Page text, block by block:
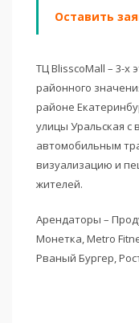
Оставить
ТЦ BlisscoMall – 3-х
районного
районе
улицы Уральская
автомобильным
визуализацию и
жителей.
Арендаторы –
Монетка, Metro
Рваный Бургер,